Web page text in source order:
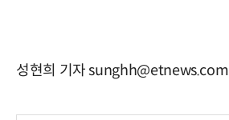
성현희 기자 sunghh@etnews.com